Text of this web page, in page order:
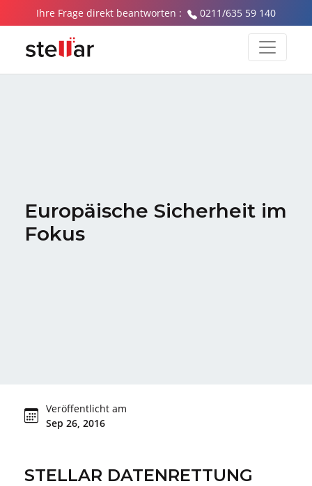
Ihre Frage direkt beantworten : 0211/635 59 140
Europäische Sicherheit im
Fokus
Veröffentlicht am
Sep 26, 2016
STELLAR DATENRETTUNG